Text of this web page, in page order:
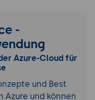
-
Azure-Cloud für
und Best
Azure und können